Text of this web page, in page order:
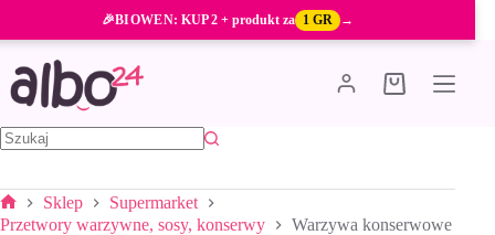
treści
🎉BIOWEN: KUP 2 + produkt za 1 GR →
Koszyk
Strona
Sklep
Supermarket
Przetwory warzywne, sosy, konserwy
Warzywa konserwowe